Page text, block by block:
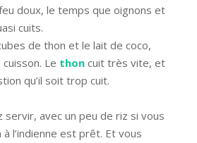
doux, le temps que oignons et
cuits.
de thon et le lait de coco,
Le thoncuit très vite, et
qu’il soit trop cuit.
servir, avec un peu de riz si vous
l’indienne est prêt. Et vous